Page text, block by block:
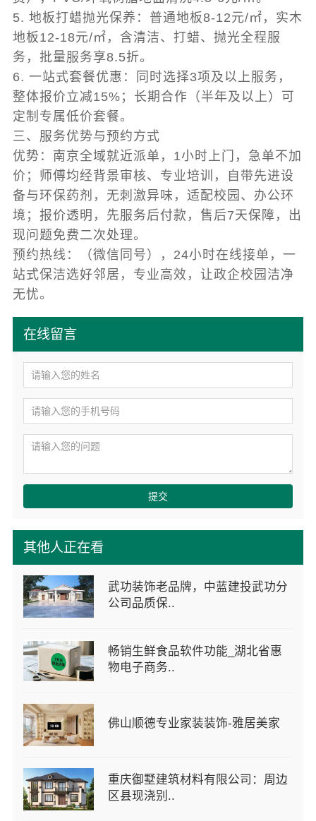
其他人正在看
武功装饰老品牌，中蓝建投武功分
公司品质保..
畅销生鲜食品软件功能_湖北省惠
物电子商务..
佛山顺德专业家装装饰-雅居美家
重庆御墅建筑材料有限公司：周边
区县现浇别..
在线留言
提交
5. 地板打蜡抛光保养：普通地板8-12元/㎡，实木
地板12-18元/㎡，含清洁、打蜡、抛光全程服
务，批量服务享8.5折。
6. 一站式套餐优惠：同时选择3项及以上服务，
整体报价立减15%；长期合作（半年及以上）可
定制专属低价套餐。
三、服务优势与预约方式
优势：南京全域就近派单，1小时上门，急单不加
价；师傅均经背景审核、专业培训，自带先进设
备与环保药剂，无刺激异味，适配校园、办公环
境；报价透明，先服务后付款，售后7天保障，出
现问题免费二次处理。
预约热线：（微信同号），24小时在线接单，一
站式保洁选好邻居，专业高效，让政企校园洁净
无忧。